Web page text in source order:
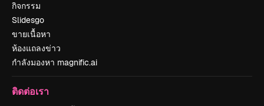
กิจกรรม
Slidesgo
ขายเนื้อหา
ห้องแถลงข่าว
กำลังมองหา magnific.ai
ติดต่อเรา